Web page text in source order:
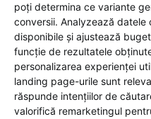
poți determina ce variante
conversii. Analyzează
disponibile și ajustează
funcție de rezultatele
personalizarea experienței
landing page-urile sunt
răspunde intențiilor de
valorifică remarketingul